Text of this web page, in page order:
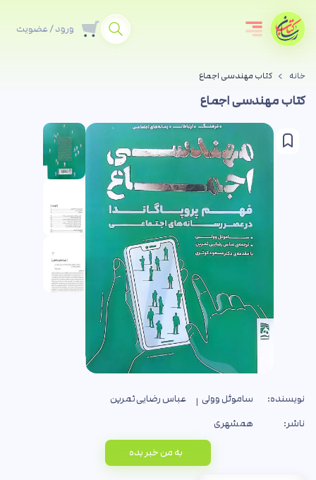
ورود / عضویت
خانه کتاب مهندسی اجماع
کتاب مهندسی اجماع
نویسنده: ساموئل وولی
عباس رضایی ثمرین
ناشر:
همشهری
به من خبر بده